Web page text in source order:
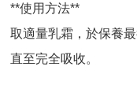
**使用方法**
取適量乳霜，於保養
直至完全吸收。